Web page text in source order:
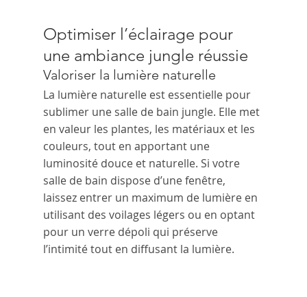
Optimiser l’éclairage pour
une ambiance jungle réussie
Valoriser la lumière naturelle
La lumière naturelle est essentielle pour
sublimer une salle de bain jungle. Elle met
en valeur les plantes, les matériaux et les
couleurs, tout en apportant une
luminosité douce et naturelle. Si votre
salle de bain dispose d’une fenêtre,
laissez entrer un maximum de lumière en
utilisant des voilages légers ou en optant
pour un verre dépoli qui préserve
l’intimité tout en diffusant la lumière.